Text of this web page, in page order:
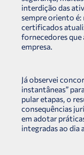
interdição das
sempre oriento
certificados
fornecedores que
empresa.
Já observei
instantâneas”
pular etapas, o
consequências
em adotar
integradas ao dia